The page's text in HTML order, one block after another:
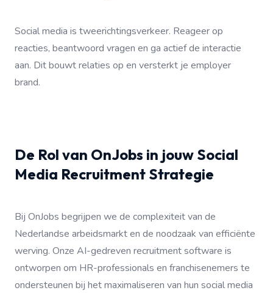
Social media is tweerichtingsverkeer. Reageer op
reacties, beantwoord vragen en ga actief de interactie
aan. Dit bouwt relaties op en versterkt je employer
brand.
De Rol van OnJobs in jouw Social
Media Recruitment Strategie
Bij OnJobs begrijpen we de complexiteit van de
Nederlandse arbeidsmarkt en de noodzaak van efficiënte
werving. Onze AI-gedreven recruitment software is
ontworpen om HR-professionals en franchisenemers te
ondersteunen bij het maximaliseren van hun social media